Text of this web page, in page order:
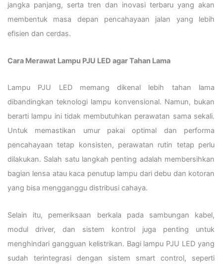
jangka panjang, serta tren dan inovasi terbaru yang akan
membentuk masa depan pencahayaan jalan yang lebih
efisien dan cerdas.
Cara Merawat Lampu PJU LED agar Tahan Lama
Lampu PJU LED memang dikenal lebih tahan lama
dibandingkan teknologi lampu konvensional. Namun, bukan
berarti lampu ini tidak membutuhkan perawatan sama sekali.
Untuk memastikan umur pakai optimal dan performa
pencahayaan tetap konsisten, perawatan rutin tetap perlu
dilakukan. Salah satu langkah penting adalah membersihkan
bagian lensa atau kaca penutup lampu dari debu dan kotoran
yang bisa mengganggu distribusi cahaya.
Selain itu, pemeriksaan berkala pada sambungan kabel,
modul driver, dan sistem kontrol juga penting untuk
menghindari gangguan kelistrikan. Bagi lampu PJU LED yang
sudah terintegrasi dengan sistem smart control, seperti